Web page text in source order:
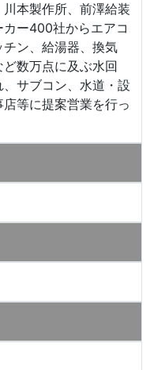
本製作所、前澤給装
ー400社からエアコ
ン、給湯器、換気
数万点に及ぶ水回
サブコン、水道・設
等に提案営業を行っ